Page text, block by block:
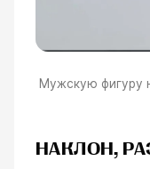
Мужскую фигуру
НАКЛОН,